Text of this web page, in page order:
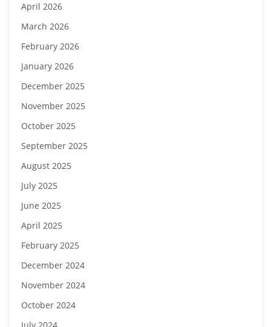
April 2026
March 2026
February 2026
January 2026
December 2025
November 2025
October 2025
September 2025
August 2025
July 2025
June 2025
April 2025
February 2025
December 2024
November 2024
October 2024